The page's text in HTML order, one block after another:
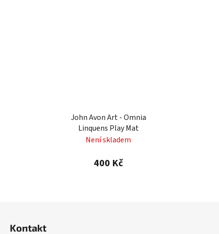
John Avon Art - Omnia
Linquens Play Mat
Není skladem
400 Kč
Kontakt